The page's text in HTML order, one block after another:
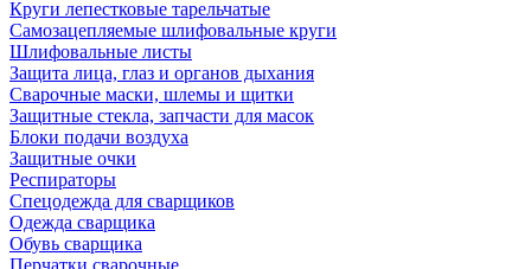
Круги лепестковые тарельчатые
Самозацепляемые шлифовальные круги
Шлифовальные листы
Защита лица, глаз и органов дыхания
Сварочные маски, шлемы и щитки
Защитные стекла, запчасти для масок
Блоки подачи воздуха
Защитные очки
Респираторы
Спецодежда для сварщиков
Одежда сварщика
Обувь сварщика
Перчатки сварочные